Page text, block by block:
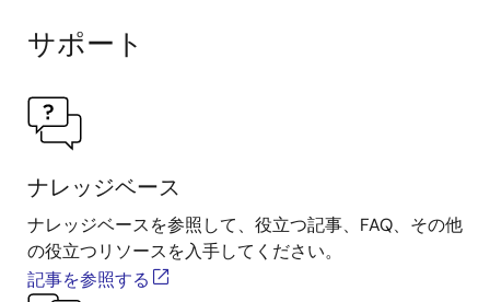
サポート
ナレッジベース
ナレッジベースを参照して、役立つ記事、FAQ、その他
の役立つリソースを入手してください。
記事を参照する